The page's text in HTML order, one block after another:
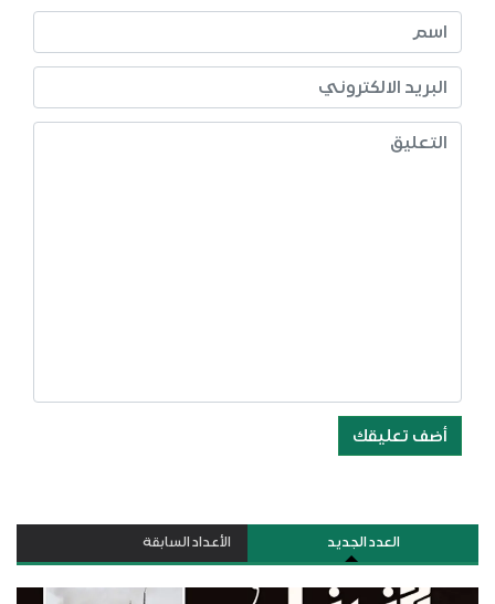
أضف تعليقك
العدد الجديد الأعداد السابقة